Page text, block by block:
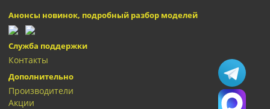
Анонсы новинок, подробный разбор моделей
Служба поддержки
Контакты
Дополнительно
Производители
Акции